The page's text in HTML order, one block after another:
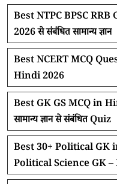
Best NTPC BPSC RRB
2026 से संबंधित सामान्य ज्ञान
Best NCERT MCQ
Hindi 2026
Best GK GS MCQ in
सामान्य ज्ञान से संबंधित Quiz
Best 30+ Political GK
Political Science GK